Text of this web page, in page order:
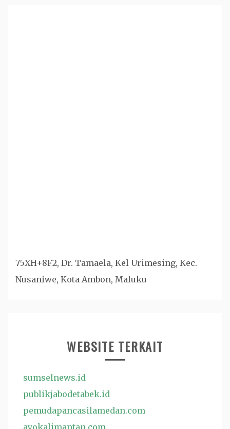
75XH+8F2, Dr. Tamaela, Kel Urimesing, Kec.
Nusaniwe, Kota Ambon, Maluku
WEBSITE TERKAIT
sumselnews.id
publikjabodetabek.id
pemudapancasilamedan.com
ayokalimantan.com